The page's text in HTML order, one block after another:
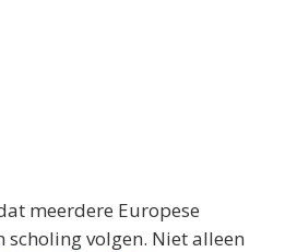
meerdere Europese
volgen. Niet alleen